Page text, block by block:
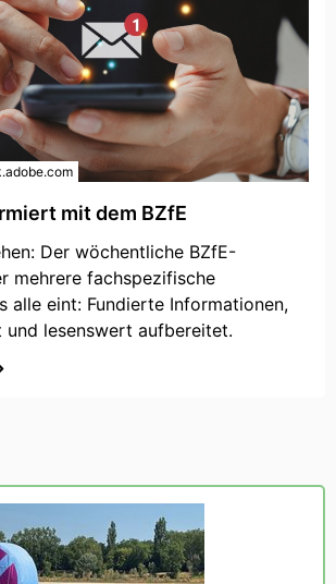
mit dem BZfE
Der wöchentliche BZfE-
mehrere fachspezifische
alle eint: Fundierte Informationen,
lesenswert aufbereitet.